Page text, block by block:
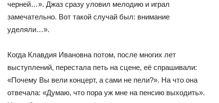
черней…». Джаз сразу уловил мелодию и играл
замечательно. Вот такой случай был: внимание
уделяли…».
Когда Клавдия Ивановна потом, после многих лет
выступлений, перестала петь на сцене, её спрашивали:
«Почему Вы вели концерт, а сами не пели?». На что она
отвечала: «Думаю, что пора уж мне на пенсию выходить».